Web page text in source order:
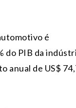
é
do PIB da
anual de US$